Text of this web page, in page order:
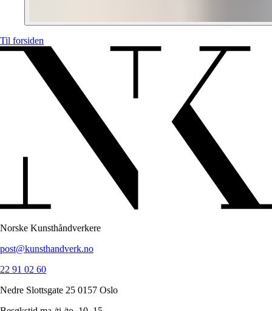
Til forsiden
Norske Kunsthåndverkere
post@kunsthandverk.no
22 91 02 60
Nedre Slottsgate 25 0157 Oslo